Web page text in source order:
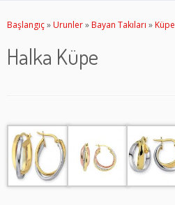
to
content
Başlangıç»Urunler»Bayan Takıları »Küpe
Halka Küpe